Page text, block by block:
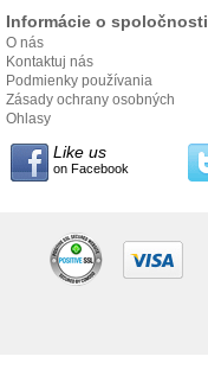
Informácie o spoločnosti
O nás
Kontaktuj nás
Podmienky používania
Zásady ochrany osobných
údajov
Ohlasy
Like us
on Facebook